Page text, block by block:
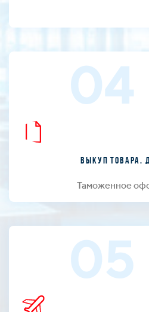
04
Выкуп товара.
Таможенное
05